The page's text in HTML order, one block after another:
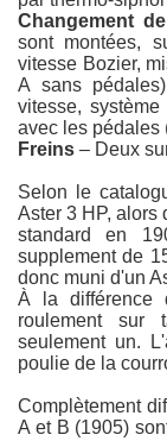
Changement
sont montées,
vitesse Bozier,
A sans
vitesse,
avec les pédales
Freins – Deux
Selon le
Aster 3 HP, alors
standard en
supplement de
donc muni d'un
À la différence
roulement sur
seulement un.
poulie de la
Complètement
A et B (1905)